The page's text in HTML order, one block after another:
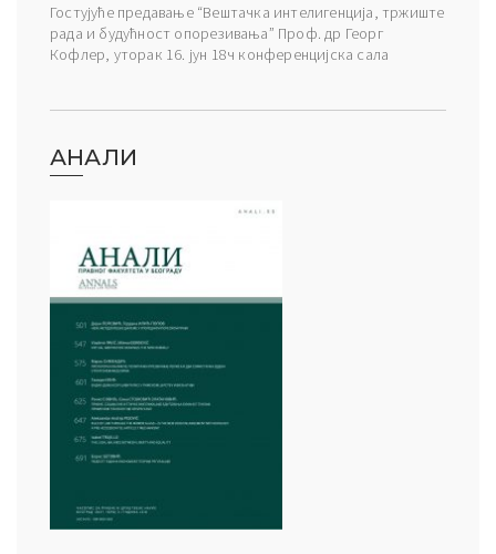
Гостујуће предавање “Вештачка интелигенција, тржиште
рада и будућност опорезивања” Проф. др Георг
Кофлер, уторак 16. јун 18ч конференцијска сала
АНАЛИ